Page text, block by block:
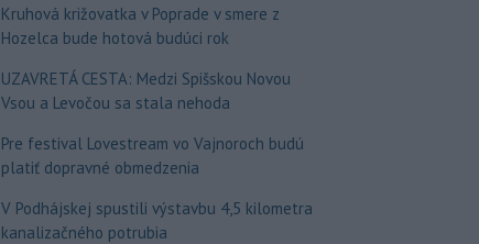
Kruhová križovatka v Poprade v smere z
Hozelca bude hotová budúci rok
UZAVRETÁ CESTA: Medzi Spišskou Novou
Vsou a Levočou sa stala nehoda
Pre festival Lovestream vo Vajnoroch budú
platiť dopravné obmedzenia
V Podhájskej spustili výstavbu 4,5 kilometra
kanalizačného potrubia